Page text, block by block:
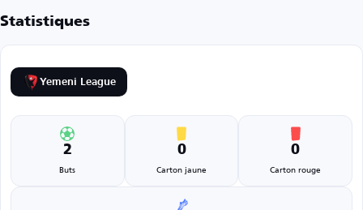
Statistiques
Yemeni League
2
Buts
0
Carton jaune
0
Carton rouge